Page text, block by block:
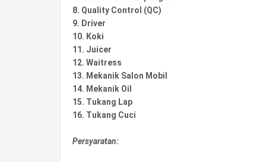
8. Quality Control (QC)
9. Driver
10. Koki
11. Juicer
12. Waitress
13. Mekanik Salon Mobil
14. Mekanik Oil
15. Tukang Lap
16. Tukang Cuci
Persyaratan: